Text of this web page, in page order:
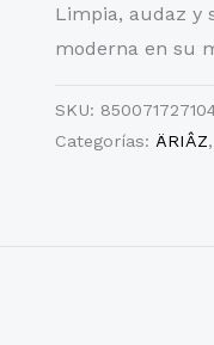
Limpia, audaz y
moderna en su
SKU:
Categorías: ÄRIÂZ,